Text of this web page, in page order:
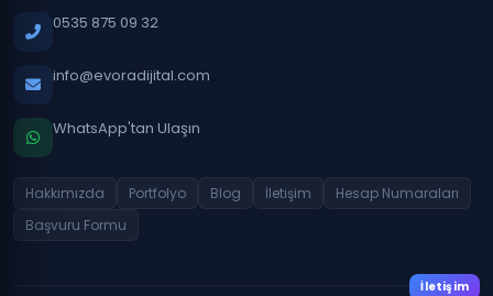
0535 875 09 32
info@evoradijital.com
WhatsApp'tan Ulaşın
Hakkımızda Portfolyo Blog İletişim
Hesap Numaraları
Başvuru Formu
İletişim